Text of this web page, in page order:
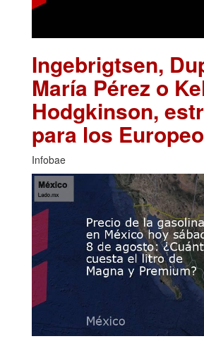
Ingebrigtsen,
María Pérez o
Hodgkinson,
para los
Infobae